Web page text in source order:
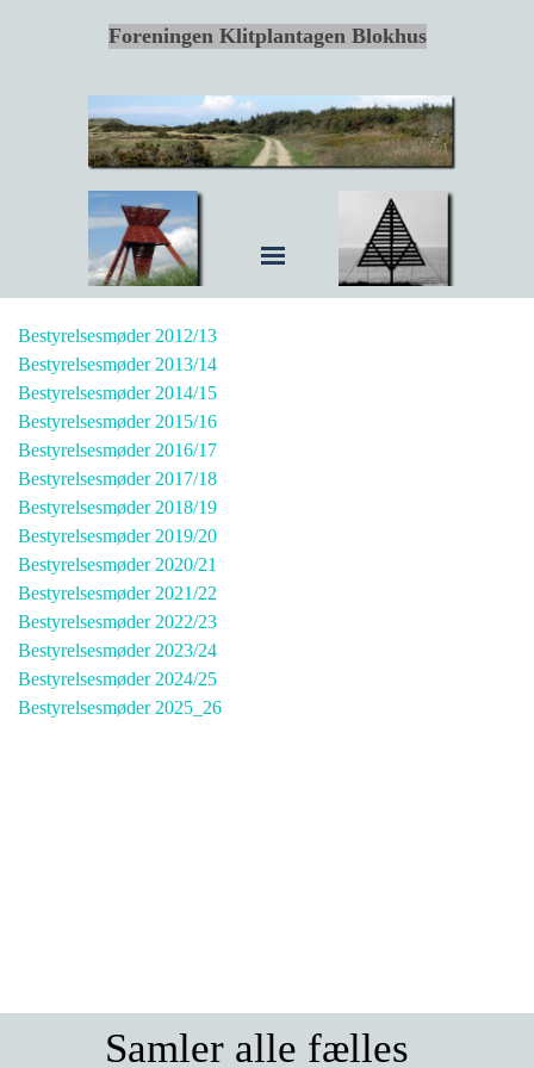
Foreningen Klitplantagen Blokhus
Bestyrelsesmøder 2012/13
Bestyrelsesmøder 2013/14
Bestyrelsesmøder 2014/15
Bestyrelsesmøder 2015/16
Bestyrelsesmøder 2016/17
Bestyrelsesmøder 2017/18
Bestyrelsesmøder 2018/19
Bestyrelsesmøder 2019/20
Bestyrelsesmøder 2020/21
Bestyrelsesmøder 2021/22
Bestyrelsesmøder 2022/23
Bestyrelsesmøder 2023/24
Bestyrelsesmøder 2024/25
Bestyrelsesmøder 2025_26
Samler alle fælles